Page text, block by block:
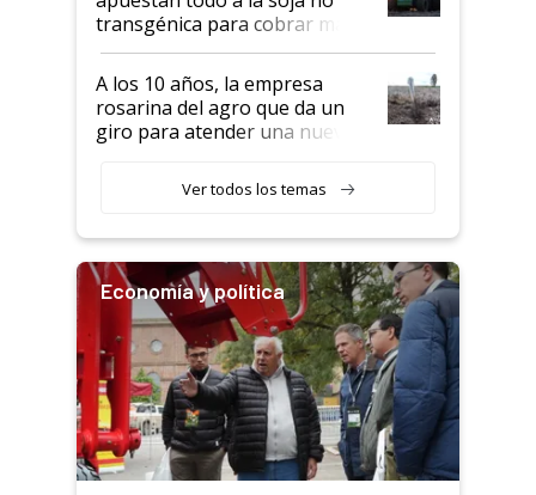
transgénica para cobrar más
por tonelada: compraron un
semillero
A los 10 años, la empresa
rosarina del agro que da un
giro para atender una nueva
Ver todos los temas
Economía y política